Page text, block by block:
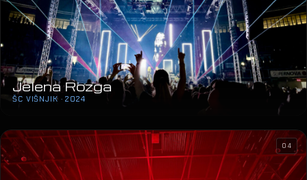
Jelena Rozga
ŠC VIŠNJIK · 2024
04